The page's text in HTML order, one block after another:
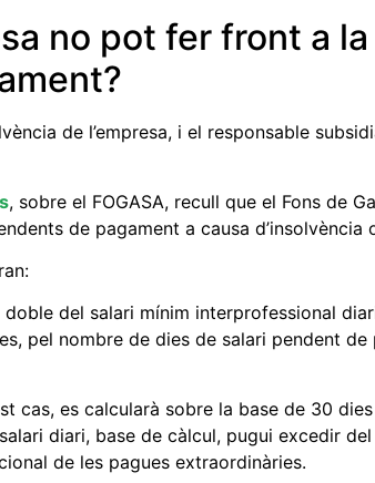
no pot fer front a
de l’empresa, i el responsable
, sobre el FOGASA, recull que el Fons de
de pagament a causa d’insolvència
del salari mínim interprofessional
pel nombre de dies de salari pendent de
cas, es calcularà sobre la base de 30
diari, base de càlcul, pugui excedir
de les pagues extraordinàries.